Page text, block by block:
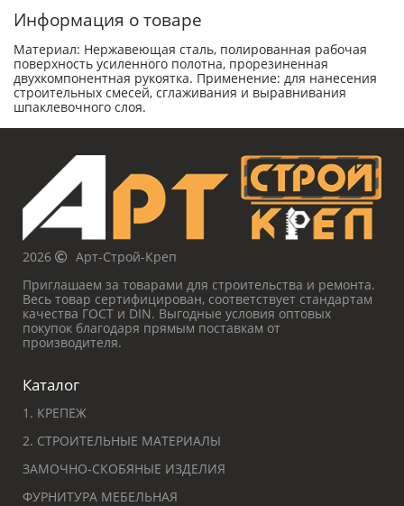
Информация о товаре
Материал: Нержавеющая сталь, полированная рабочая
поверхность усиленного полотна, прорезиненная
двухкомпонентная рукоятка. Применение: для нанесения
строительных смесей, сглаживания и выравнивания
шпаклевочного слоя.
2026
Арт-Строй-Креп
Приглашаем за товарами для строительства и ремонта.
Весь товар сертифицирован, соответствует стандартам
качества ГОСТ и DIN. Выгодные условия оптовых
покупок благодаря прямым поставкам от
производителя.
Каталог
1. КРЕПЕЖ
2. СТРОИТЕЛЬНЫЕ МАТЕРИАЛЫ
ЗАМОЧНО-СКОБЯНЫЕ ИЗДЕЛИЯ
ФУРНИТУРА МЕБЕЛЬНАЯ